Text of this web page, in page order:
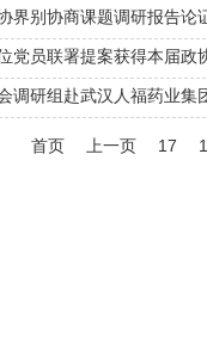
界别协商课题调研报告论
党员联署提案获得本届政
调研组赴武汉人福药业集
首页 上一页 17